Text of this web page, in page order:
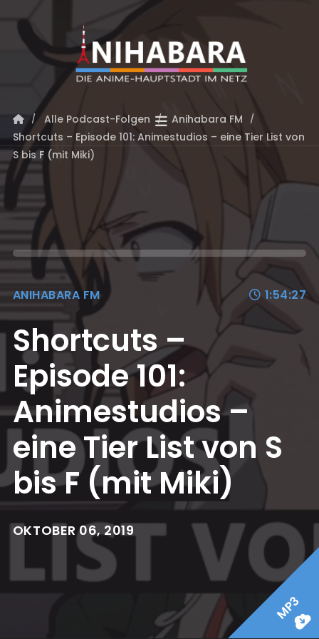
Alle Podcast-Folgen
Anihabara FM
Shortcuts – Episode 101: Animestudios – eine Tier List von
S bis F (mit Miki)
ANIHABARA FM 1:54:27
Shortcuts –
Episode 101:
Animestudios –
eine Tier List von S
bis F (mit Miki)
OKTOBER 06, 2019
MP3